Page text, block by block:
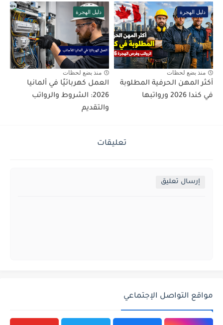
دليل الهجرة
منذ بضع لحظات
أكثر المهن الحرفية المطلوبة
في كندا 2026 ورواتبها
دليل الهجرة
منذ بضع لحظات
العمل كهربائيًا في ألمانيا
2026: الشروط والرواتب
والتقديم
تعليقات
إرسال تعليق
مواقع التواصل الإجتماعي